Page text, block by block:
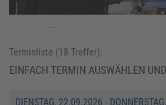
Terminliste (18 Treffer):
EINFACH TERMIN AUSWÄHLEN
DIENSTAG, 22.09.2026 -